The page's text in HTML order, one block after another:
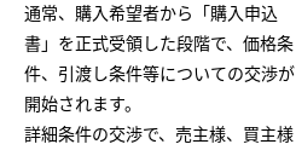
通常、購入希望者から「購入申込
書」を正式受領した段階で、価格条
件、引渡し条件等についての交渉が
開始されます。
詳細条件の交渉で、売主様、買主様